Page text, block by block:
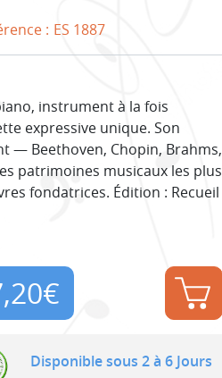
: ES 1887
instrument à la fois
expressive unique. Son
— Beethoven, Chopin, Brahms,
patrimoines musicaux les plus
fondatrices. Édition : Recueil
€
Disponible sous 2 à 6 Jours